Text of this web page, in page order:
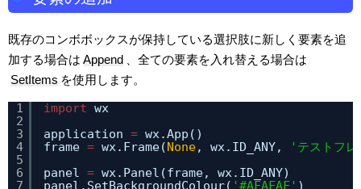
既存のコンボボックスが保持している選択肢に新しく要素を追
加する場合は Append
、全ての要素を入れ替える場合は
SetItems を使用します。
1
2
3
4
5
6
7
import wx
application = wx.App()
frame = wx.Frame(None, wx.ID_ANY,
'テストフ
panel = wx.Panel(frame, wx.ID_ANY)
panel.SetBackgroundColour( '#AFAFAF' )